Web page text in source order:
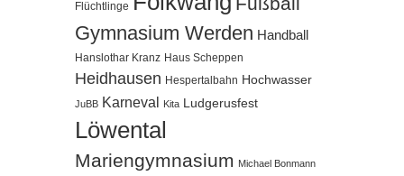
Flüchtlinge
Gymnasium Werden Handball
Hanslothar Kranz Haus Scheppen
Heidhausen Hespertalbahn Hochwasser
JuBB Karneval Kita Ludgerusfest
Löwental
Mariengymnasium Michael Bonmann